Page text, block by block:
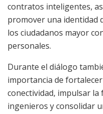
contratos inteligentes,
promover una identidad
los ciudadanos mayor
personales.
Durante el diálogo
importancia de
conectividad, impulsar
ingenieros y consolidar